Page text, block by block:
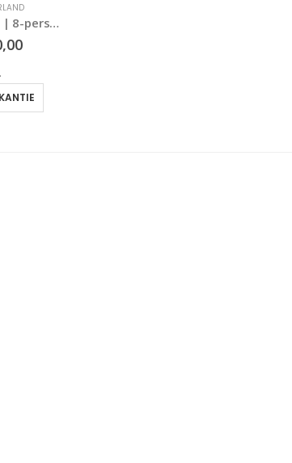
Landal Aelderholt | 8-persoonsbungalow | type 8C | Aalden, Drenthe
.